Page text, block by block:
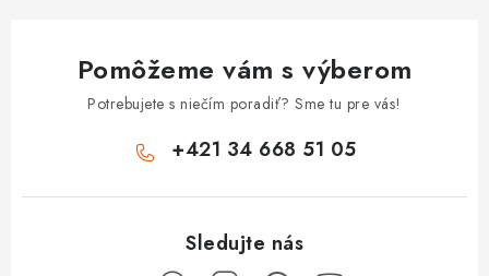
Pomôžeme vám s výberom
Potrebujete s niečím poradiť? Sme tu pre vás!
+421 34 668 51 05